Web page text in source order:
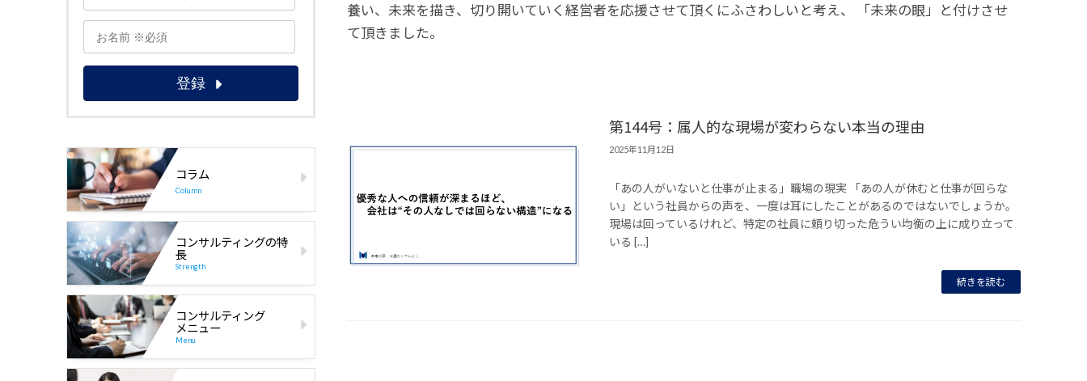
養い、未来を描き、切り開いていく経営者を応援させて頂くにふさわしいと考え、 「未来の眼」と付けさせ
て頂きました。
第144号：属人的な現場が変わらない本当の理由
2025年11月12日
「あの人がいないと仕事が止まる」職場の現実 「あの人が休むと仕事が回らな
い」という社員からの声を、一度は耳にしたことがあるのではないでしょうか。
現場は回っているけれど、特定の社員に頼り切った危うい均衡の上に成り立って
いる […]
続きを読む
コラム
Column
コンサルティングの特
長
Strength
コンサルティング
メニュー
Menu